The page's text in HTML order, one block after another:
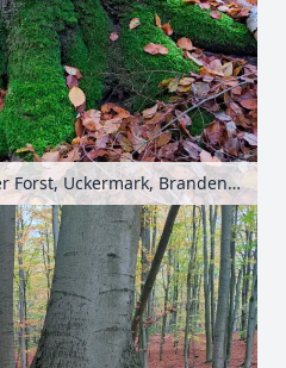
Buchenwald im Grumsiner Forst, Uckermark, Brandenburg, Deutschland